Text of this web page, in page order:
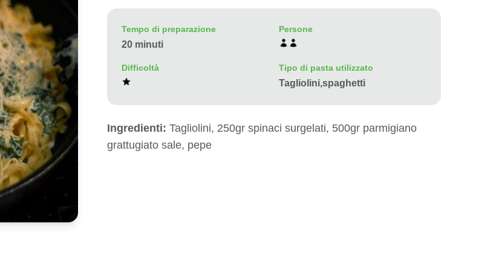
Tempo di preparazione
20 minuti
Persone
Difficoltà Tipo di pasta utilizzato
Tagliolini,spaghetti
Ingredienti: Tagliolini, 250gr spinaci surgelati, 500gr parmigiano
grattugiato sale, pepe